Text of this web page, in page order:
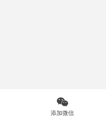

添加微信